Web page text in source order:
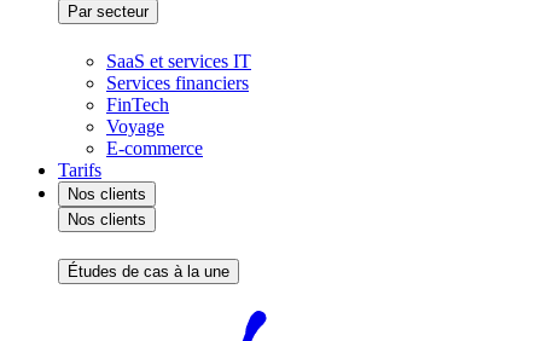
Par secteur
SaaS et services IT
Services financiers
FinTech
Voyage
E-commerce
Tarifs
Nos clients
Nos clients
Études de cas à la une